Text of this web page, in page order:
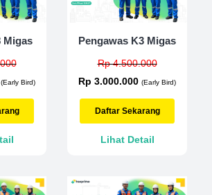
Migas
(Early Bird)
Pengawas K3 Migas
Rp 4.500.000
Rp 3.000.000 (Early Bird)
Daftar Sekarang
Lihat Detail